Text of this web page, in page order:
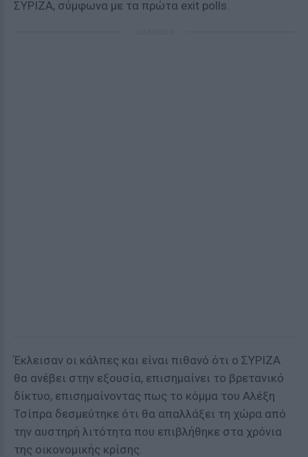
ΣΥΡΙΖΑ, σύμφωνα με τα πρώτα exit polls.
Έκλεισαν οι κάλπες και είναι πιθανό ότι ο ΣΥΡΙΖΑ
θα ανέβει στην εξουσία, επισημαίνει το βρετανικό
δίκτυο, επισημαίνοντας πως το κόμμα του Αλέξη
Τσίπρα δεσμεύτηκε ότι θα απαλλάξει τη χώρα από
την αυστηρή λιτότητα που επιβλήθηκε στα χρόνια
της οικονομικής κρίσης.